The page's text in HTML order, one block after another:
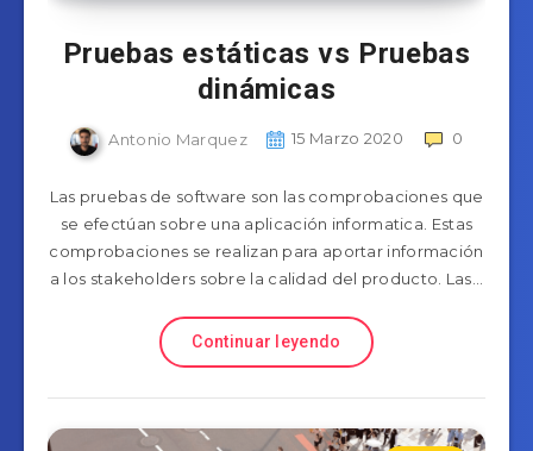
Pruebas estáticas vs Pruebas
dinámicas
Antonio Marquez 15 Marzo 2020 0
Las pruebas de software son las comprobaciones que
se efectúan sobre una aplicación informatica. Estas
comprobaciones se realizan para aportar información
a los stakeholders sobre la calidad del producto. Las…
Continuar leyendo